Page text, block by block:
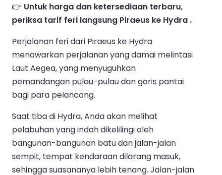
👉 Untuk harga dan ketersediaan terbaru,
periksa tarif feri langsung Piraeus ke Hydra .
Perjalanan feri dari Piraeus ke Hydra
menawarkan perjalanan yang damai melintasi
Laut Aegea, yang menyuguhkan
pemandangan pulau-pulau dan garis pantai
bagi para pelancong.
Saat tiba di Hydra, Anda akan melihat
pelabuhan yang indah dikelilingi oleh
bangunan-bangunan batu dan jalan-jalan
sempit, tempat kendaraan dilarang masuk,
sehingga suasananya lebih tenang. Jalan-jalan